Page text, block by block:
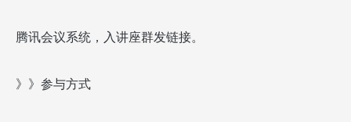
腾讯会议系统，入讲座群发链接。
》》参与方式